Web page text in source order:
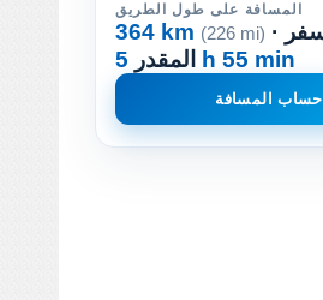
المسافة على طول الطريق
364 km (226 mi) · وقت السفر
المقدر 5 h 55 min
حساب المسافة